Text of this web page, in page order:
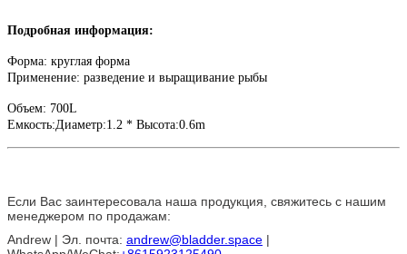
Подробная информация:
Форма: круглая форма
Применение: разведение и выращивание рыбы
Объем: 700L
Емкость:Диаметр:1.2 * Высота:0.6m
Если Вас заинтересовала наша продукция, свяжитесь с нашим
менеджером по продажам:
Andrew | Эл. почта: andrew@bladder.space |